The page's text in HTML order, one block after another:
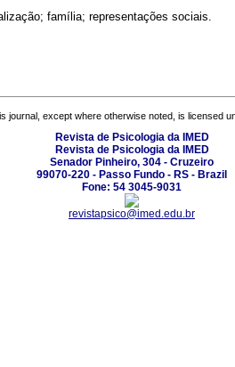
família; representações sociais.
journal, except where otherwise noted, is licensed
Revista de Psicologia da IMED
Revista de Psicologia da IMED
Senador Pinheiro, 304 - Cruzeiro
99070-220 - Passo Fundo - RS - Brazil
Fone: 54 3045-9031
revistapsico@imed.edu.br